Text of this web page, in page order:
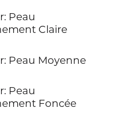
Peau
Claire
Peau Moyenne
Peau
Foncée